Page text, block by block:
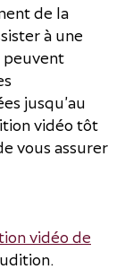
de la
à une
peuvent
jusqu’au
vidéo tôt
vous assurer
vidéo de